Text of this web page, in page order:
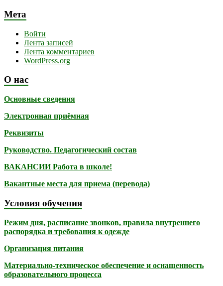
Мета
Войти
Лента записей
Лента комментариев
WordPress.org
О нас
Основные сведения
Электронная приёмная
Реквизиты
Руководство. Педагогический состав
ВАКАНСИИ Работа в школе!
Вакантные места для приема (перевода)
Условия обучения
Режим дня, расписание звонков, правила внутреннего
распорядка и требования к одежде
Организация питания
Материально-техническое обеспечение и оснащенность
образовательного процесса